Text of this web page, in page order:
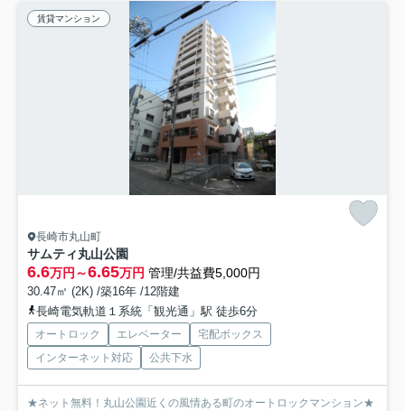
賃貸マンション
長崎市丸山町
サムティ丸山公園
6.6万円～6.65万円 管理/共益費5,000円
30.47㎡ (2K) /築16年 /12階建
長崎電気軌道１系統「観光通」駅 徒歩6分
オートロック エレベーター
宅配ボックス
インターネット対応
公共下水
★ネット無料！丸山公園近くの風情ある町のオートロックマンション★